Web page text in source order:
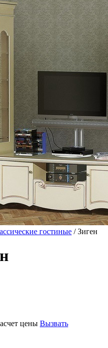
гостиные / Зиген
цены Вызвать